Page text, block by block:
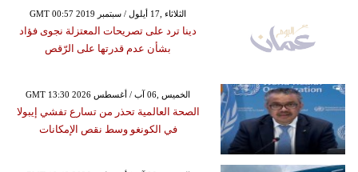
GMT 00:57 2019 الثلاثاء ,17 أيلول / سبتمبر
دينا ترد على تصريحات المعتزلة نجوى فؤاد
بشأن عدم قدرتها على الرّقص
GMT 13:30 2026 الخميس ,06 آب / أغسطس
الصحة العالمية تحذر من تسارع تفشي إيبولا
في الكونغو وسط نقص الإمكانات